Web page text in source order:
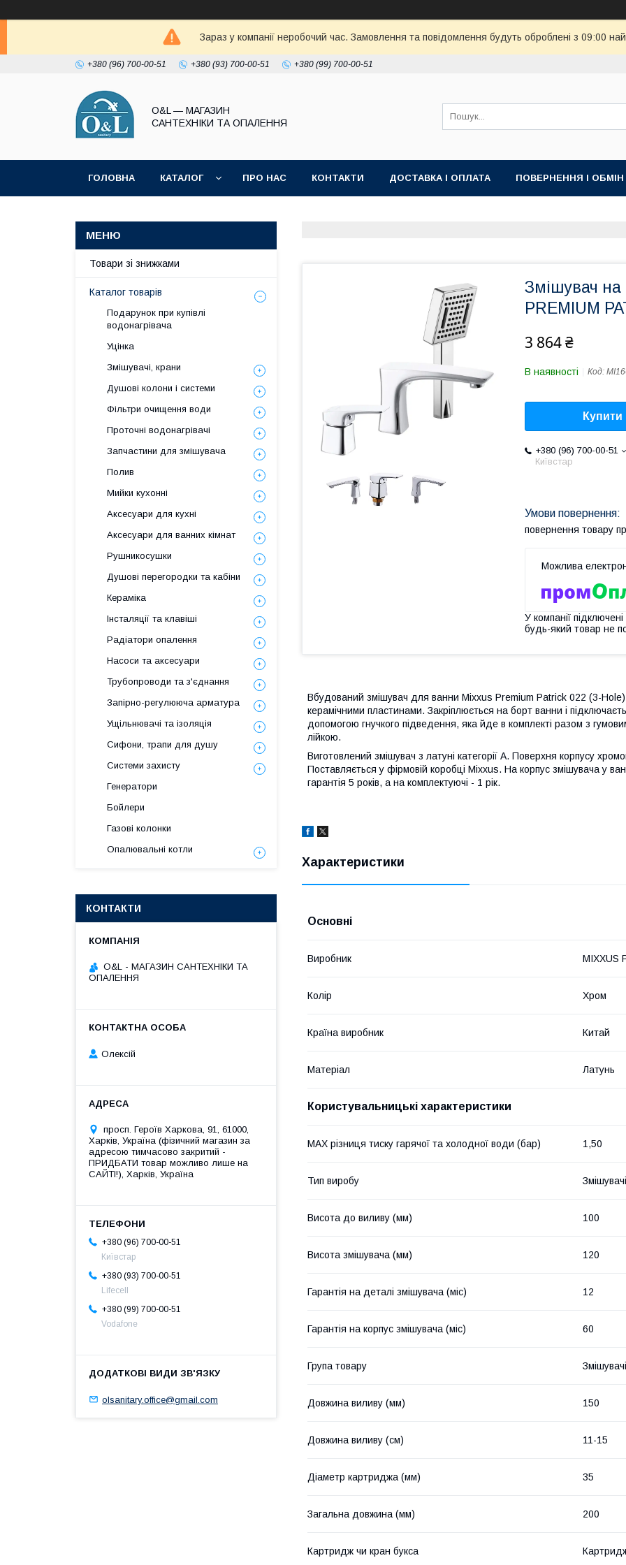
Зараз у компанії неробочий час. Замовлення та повідомлення будуть оброблені з 09:00
+380 (96) 700-00-51 +380 (93) 700-00-51 +380 (99) 700-00-51
O&L — МАГАЗИН
САНТЕХНІКИ ТА ОПАЛЕННЯ
ГОЛОВНА КАТАЛОГ ПРО НАС КОНТАКТИ ДОСТАВКА І ОПЛАТА ПОВЕРНЕННЯ І ОБМІН
Змішувач на
PREMIUM
3 864 ₴
В наявності Код:
Купити
+380 (96) 700-00-51
Київстар
повернення товару
У компанії
будь-який товар не
Вбудований змішувач для ванни Mixxus Premium Patrick 022 (3-
керамічними пластинами. Закріплюється на борт ванни і
допомогою гнучкого підведення, яка йде в комплекті разом з
лійкою.
Виготовлений змішувач з латуні категорії А. Поверхня корпусу
Поставляється у фірмовій коробці Mixxus. На корпус змішувача у
гарантія 5 років, а на комплектуючі - 1 рік.
Характеристики
Основні
Виробник MIXXUS
Колір Хром
Країна виробник Китай
Матеріал Латунь
Користувальницькі характеристики
MAX різниця тиску гарячої та холодної води (бар) 1,50
Тип виробу
Висота до виливу (мм) 100
Висота змішувача (мм) 120
Гарантія на деталі змішувача (міс) 12
Гарантія на корпус змішувача (міс) 60
Група товару Змішувачі
Довжина виливу (мм) 150
Довжина виливу (см) 11-15
Діаметр картриджа (мм) 35
Загальна довжина (мм) 200
Картридж чи кран букса
Товари зі знижками
Каталог товарів
Подарунок при купівлі
водонагрівача
Уцінка
Змішувачі, крани
Душові колони і системи
Фільтри очищення води
Проточні водонагрівачі
Запчастини для змішувача
Полив
Мийки кухонні
Аксесуари для кухні
Аксесуари для ванних кімнат
Рушникосушки
Душові перегородки та кабіни
Кераміка
Інсталяції та клавіші
Радіатори опалення
Насоси та аксесуари
Трубопроводи та з'єднання
Запірно-регулююча арматура
Ущільнювачі та ізоляція
Сифони, трапи для душу
Системи захисту
Генератори
Бойлери
Газові колонки
Опалювальні котли
КОНТАКТИ
O&L - МАГАЗИН САНТЕХНІКИ ТА
ОПАЛЕННЯ
Олексій
просп. Героїв Харкова, 91, 61000,
Харків, Україна (фізичний магазин за
адресою тимчасово закритий -
ПРИДБАТИ товар можливо лише на
САЙТІ!), Харків, Україна
+380 (96) 700-00-51
Київстар
+380 (93) 700-00-51
Lifecell
+380 (99) 700-00-51
Vodafone
olsanitary.office@gmail.com